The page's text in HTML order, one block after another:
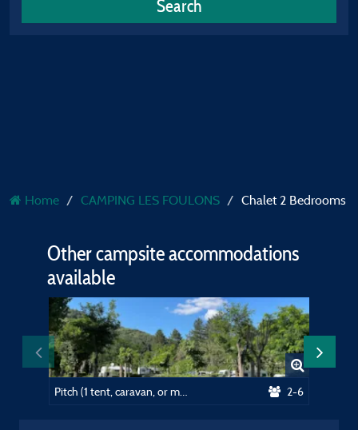
Search
Home CAMPING LES FOULONS Chalet 2 Bedrooms
Other campsite accommodations
available
2-6